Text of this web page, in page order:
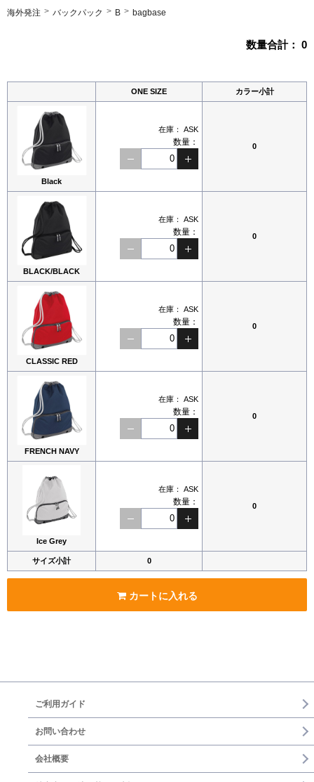
海外発注 バックパック B bagbase
数量合計： 0
ONE SIZE カラー小計
サイズ小計 0
Black
在庫： ASK
数量： 0
BLACK/BLACK
在庫： ASK
数量： 0
CLASSIC RED
在庫： ASK
数量： 0
FRENCH NAVY
在庫： ASK
数量： 0
Ice Grey
在庫： ASK
数量： 0
カートに入れる
ご利用ガイド
お問い合わせ
会社概要